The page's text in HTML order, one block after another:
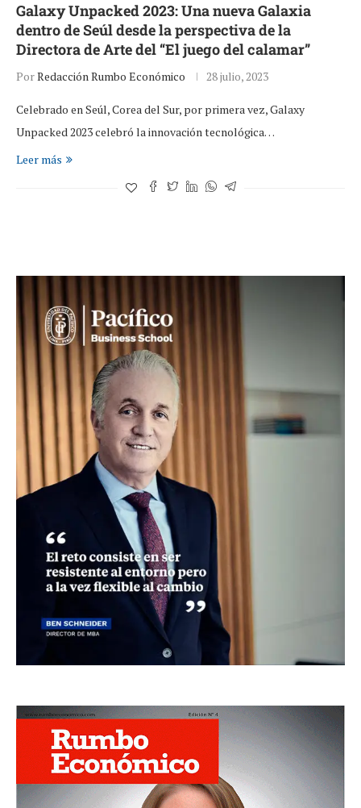
Galaxy Unpacked 2023: Una nueva Galaxia
dentro de Seúl desde la perspectiva de la
Directora de Arte del “El juego del calamar”
PorRedacción Rumbo Económico 28 julio, 2023
Celebrado en Seúl, Corea del Sur, por primera vez, Galaxy
Unpacked 2023 celebró la innovación tecnológica…
Leer más